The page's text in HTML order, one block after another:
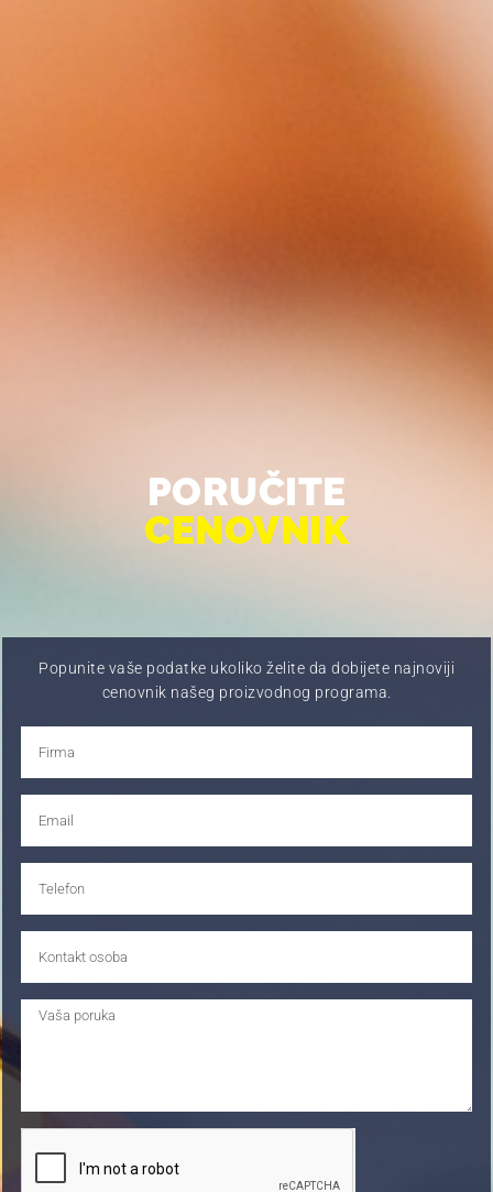
PORUČITE
CENOVNIK
Popunite vaše podatke ukoliko želite da dobijete najnoviji
cenovnik našeg proizvodnog programa.